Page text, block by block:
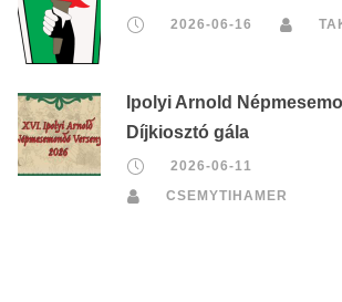
2026-06-16
Ipolyi Arnold
Díjkiosztó gála
2026-06-11
CSEMYTIHAMER